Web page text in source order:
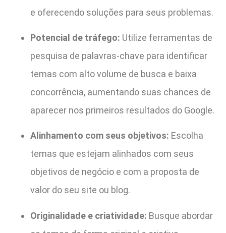
e oferecendo soluções para seus problemas.
Potencial de tráfego: Utilize ferramentas de
pesquisa de palavras-chave para identificar
temas com alto volume de busca e baixa
concorrência, aumentando suas chances de
aparecer nos primeiros resultados do Google.
Alinhamento com seus objetivos: Escolha
temas que estejam alinhados com seus
objetivos de negócio e com a proposta de
valor do seu site ou blog.
Originalidade e criatividade: Busque abordar